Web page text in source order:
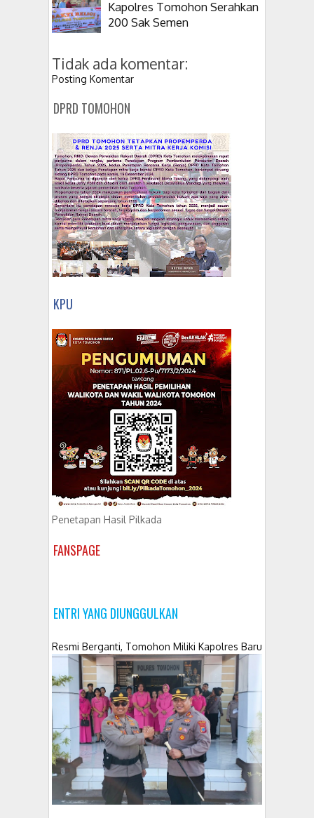
Kapolres Tomohon Serahkan
200 Sak Semen
Tidak ada komentar:
Posting Komentar
DPRD TOMOHON
KPU
Penetapan Hasil Pilkada
FANSPAGE
ENTRI YANG DIUNGGULKAN
Resmi Berganti, Tomohon Miliki Kapolres Baru